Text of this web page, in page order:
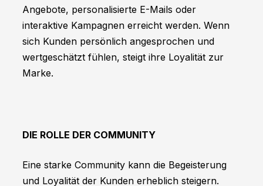
Angebote, personalisierte E-Mails oder
interaktive Kampagnen erreicht werden. Wenn
sich Kunden persönlich angesprochen und
wertgeschätzt fühlen, steigt ihre Loyalität zur
Marke.
DIE ROLLE DER COMMUNITY
Eine starke Community kann die Begeisterung
und Loyalität der Kunden erheblich steigern.